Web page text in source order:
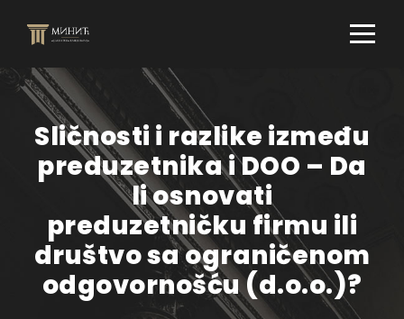
Sličnosti i razlike između
preduzetnika i DOO – Da
li osnovati
preduzetničku firmu ili
društvo sa ograničenom
odgovornošću (d.o.o.)?